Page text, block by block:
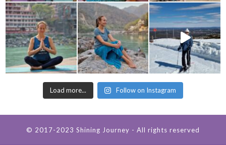
Load more... Follow on Instagram
© 2017-2023 Shining Journey - All rights reserved